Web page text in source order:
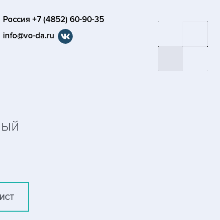
Россия +7 (4852) 60-90-35
info@vo-da.ru